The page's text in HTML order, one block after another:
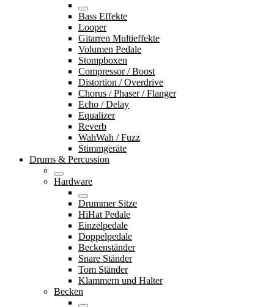
Bass Effekte
Looper
Gitarren Multieffekte
Volumen Pedale
Stompboxen
Compressor / Boost
Distortion / Overdrive
Chorus / Phaser / Flanger
Echo / Delay
Equalizer
Reverb
WahWah / Fuzz
Stimmgeräte
Drums & Percussion
Hardware
Drummer Sitze
HiHat Pedale
Einzelpedale
Doppelpedale
Beckenständer
Snare Ständer
Tom Ständer
Klammern und Halter
Becken